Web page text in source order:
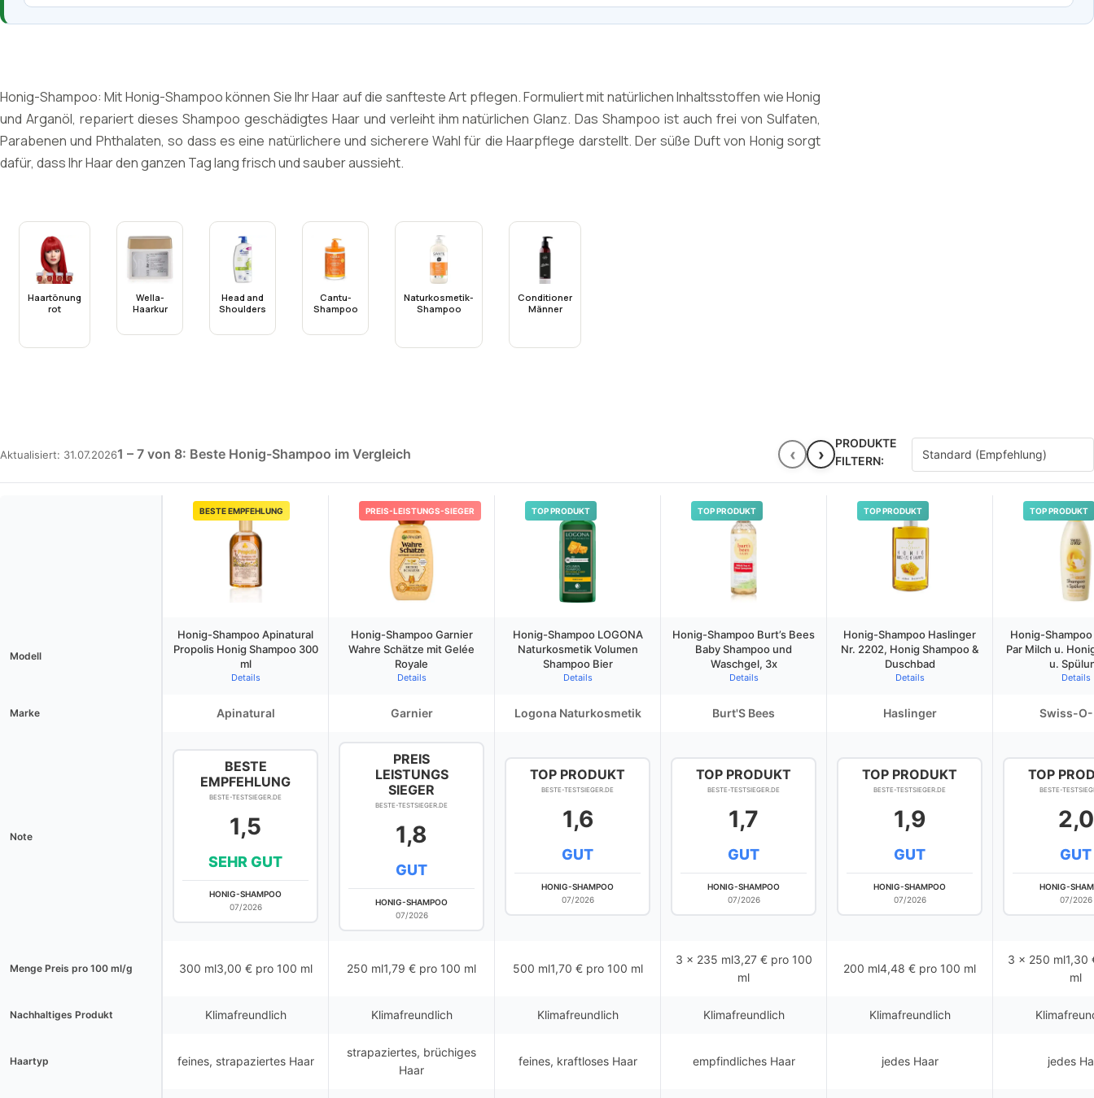
Honig-Shampoo: Mit Honig-Shampoo können Sie Ihr Haar auf die sanfteste Art pflegen. Formuliert mit natürlichen Inhaltsstoffen wie Honig
und Arganöl, repariert dieses Shampoo geschädigtes Haar und verleiht ihm natürlichen Glanz. Das Shampoo ist auch frei von Sulfaten,
Parabenen und Phthalaten, so dass es eine natürlichere und sicherere Wahl für die Haarpflege darstellt. Der süße Duft von Honig sorgt
dafür, dass Ihr Haar den ganzen Tag lang frisch und sauber aussieht.
Haartönung
rot
Wella-
Haarkur
Head and
Shoulders
Cantu-
Shampoo
Naturkosmetik-
Shampoo
Conditioner
Männer
Aktualisiert: 31.07.20261 – 7 von 8: Beste Honig-Shampoo im Vergleich ‹ ›
PRODUKTE
FILTERN:
BESTE EMPFEHLUNG PREIS-LEISTUNGS-SIEGER TOP PRODUKT TOP PRODUKT TOP PRODUKT TOP PRODUKT
Modell
Honig-Shampoo Apinatural
Propolis Honig Shampoo 300
ml
Details
Honig-Shampoo Garnier
Wahre Schätze mit Gelée
Royale
Details
Honig-Shampoo LOGONA
Naturkosmetik Volumen
Shampoo Bier
Details
Honig-Shampoo Burt’s Bees
Baby Shampoo und
Waschgel, 3x
Details
Honig-Shampoo Haslinger
Nr. 2202, Honig Shampoo &
Duschbad
Details
Honig-
Par Milch u.
u.
Details
Marke Apinatural Garnier Logona Naturkosmetik Burt'S Bees Haslinger Swiss-
Note
BESTE
EMPFEHLUNG
BESTE-TESTSIEGER.DE
1,5
SEHR GUT
HONIG-SHAMPOO
07/2026
PREIS
LEISTUNGS
SIEGER
BESTE-TESTSIEGER.DE
1,8
GUT
HONIG-SHAMPOO
07/2026
TOP PRODUKT
BESTE-TESTSIEGER.DE
1,6
GUT
HONIG-SHAMPOO
07/2026
TOP PRODUKT
BESTE-TESTSIEGER.DE
1,7
GUT
HONIG-SHAMPOO
07/2026
TOP PRODUKT
BESTE-TESTSIEGER.DE
1,9
GUT
HONIG-SHAMPOO
07/2026
TOP
BESTE-
2,0
GUT
HONIG-
07/2026
Menge Preis pro 100 ml/g 300 ml3,00 € pro 100 ml 250 ml1,79 € pro 100 ml 500 ml1,70 € pro 100 ml
3 x 235 ml3,27 € pro 100
ml
200 ml4,48 € pro 100 ml
3 x 250 ml1,30
ml
Nachhaltiges Produkt Klimafreundlich Klimafreundlich Klimafreundlich Klimafreundlich Klimafreundlich
Haartyp feines, strapaziertes Haar
strapaziertes, brüchiges
Haar
feines, kraftloses Haar empfindliches Haar jedes Haar jedes